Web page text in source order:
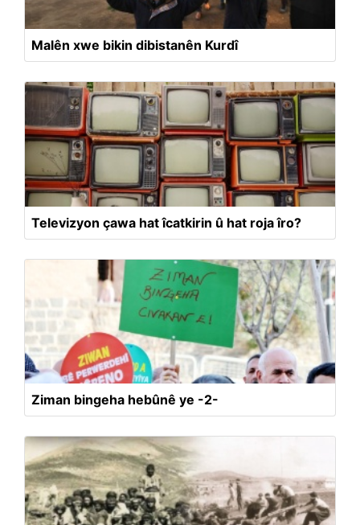
Malên xwe bikin dibistanên Kurdî
Televizyon çawa hat îcatkirin û hat roja îro?
Ziman bingeha hebûnê ye -2-